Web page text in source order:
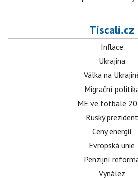
Tiscali.cz
Inflace
Ukrajina
Válka na
Migrační
ME ve fotbale
Ruský prezident
Ceny energií
Evropská unie
Penzijní
Vynález